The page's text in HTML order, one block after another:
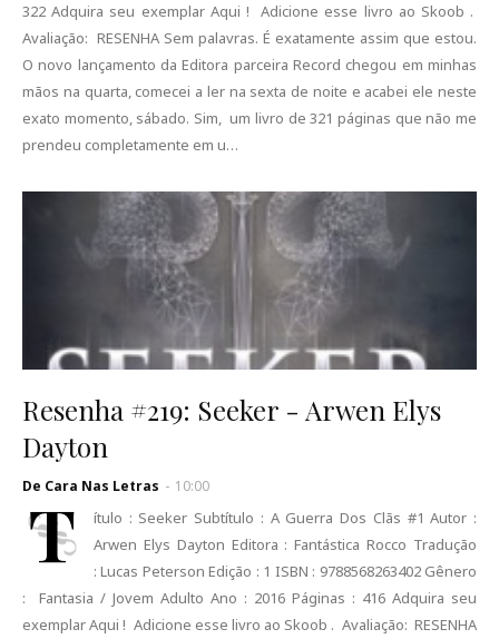
322 Adquira seu exemplar Aqui ! Adicione esse livro ao Skoob .
Avaliação: RESENHA Sem palavras. É exatamente assim que estou.
O novo lançamento da Editora parceira Record chegou em minhas
mãos na quarta, comecei a ler na sexta de noite e acabei ele neste
exato momento, sábado. Sim, um livro de 321 páginas que não me
prendeu completamente em u…
Resenha #219: Seeker - Arwen Elys
Dayton
De Cara Nas Letras - 10:00
T
ítulo : Seeker Subtítulo : A Guerra Dos Clãs #1 Autor :
Arwen Elys Dayton Editora : Fantástica Rocco Tradução
: Lucas Peterson Edição : 1 ISBN : 9788568263402 Gênero
: Fantasia / Jovem Adulto Ano : 2016 Páginas : 416 Adquira seu
exemplar Aqui ! Adicione esse livro ao Skoob . Avaliação: RESENHA